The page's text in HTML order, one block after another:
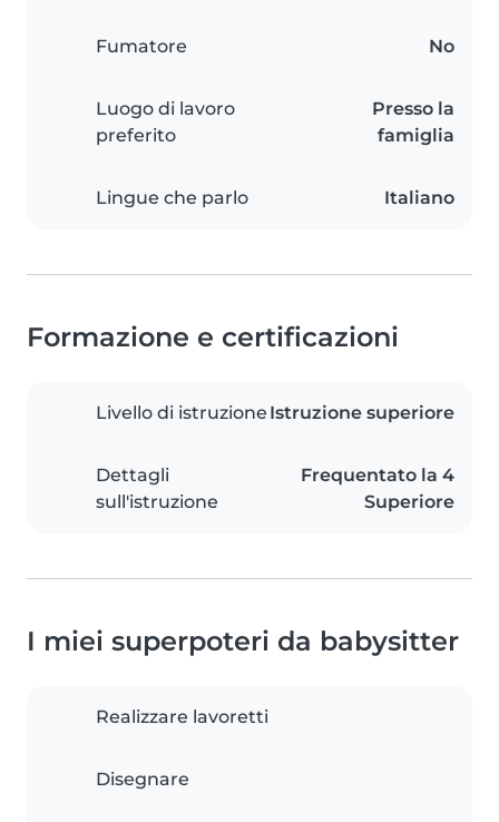
Fumatore No
Luogo di lavoro
preferito
Presso la
famiglia
Lingue che parlo Italiano
Formazione e certificazioni
Livello di istruzione Istruzione superiore
Dettagli
sull'istruzione
Frequentato la 4
Superiore
I miei superpoteri da babysitter
Realizzare lavoretti
Disegnare